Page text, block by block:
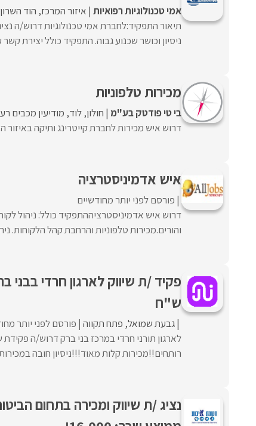
אמי טכנולוגיות רפואיות איזור המרכז הוד השרון
תיאור התפקיד:לחברת אמי טכנולוגיות דרוש/ה
ניסיון וכושר שכנוע גבוה. התפקיד כולל יצירת
מכירות טלפוניות
בי טי פודטק בע"מ חולון לוד מודיעין מכבים
דרוש איש מכירות לחברת קייטרינג ותיקה באיזור
איש אדמיניסטרציה
פורסם לפני יותר מחודשיים
דרוש איש אדמיניסטרציההתפקיד כולל: ניהול
והורים.מכירות טלפוניות והרחבת קהל הלקוחות.
ש"ח
גבעת שמואל פתח תקווה פורסם לפני יותר
לארגון תורני חרדי במרכז בני ברק דרוש/ה פקידת
רותחים!!מכירות קלות מאוד!!!ניסיון חובה
נציג /ת שיווק ומכירה בתחום